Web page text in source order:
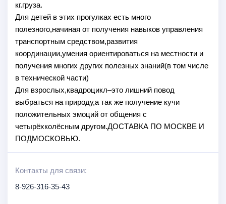
кг.груза.
Для детей в этих прогулках есть много
полезного,начиная от получения навыков управления
транспортным средством,развития
координации,умения ориентироваться на местности и
получения многих других полезных знаний(в том числе
в технической части)
Для взрослых,квадроцикл–это лишний повод
выбраться на природу,а так же получение кучи
положительных эмоций от общения с
четырёхколёсным другом.ДОСТАВКА ПО МОСКВЕ И
ПОДМОСКОВЬЮ.
Контакты для связи:
8-926-316-35-43